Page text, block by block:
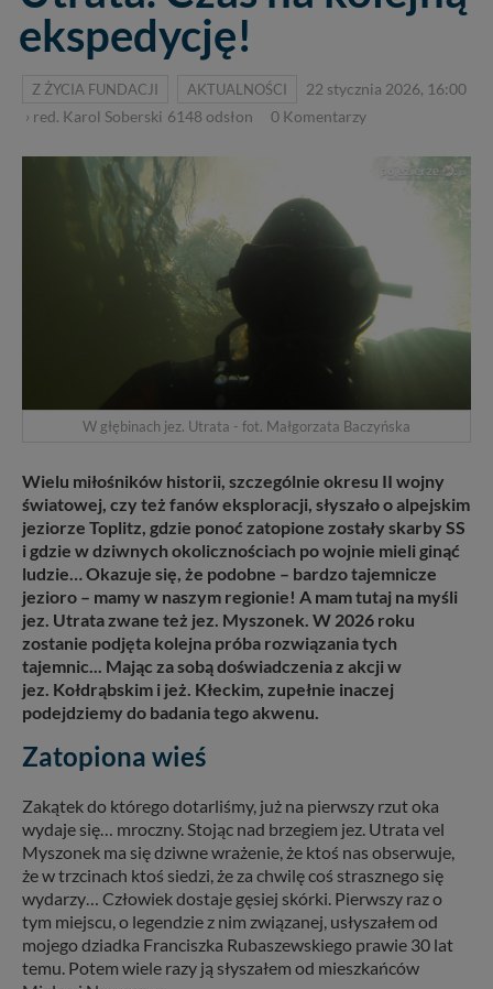
ekspedycję!
Z ŻYCIA FUNDACJI AKTUALNOŚCI
22 stycznia 2026, 16:00
› red. Karol Soberski 6148 odsłon 0 Komentarzy
W głębinach jez. Utrata - fot. Małgorzata Baczyńska
Wielu miłośników historii, szczególnie okresu II wojny
światowej, czy też fanów eksploracji, słyszało o alpejskim
jeziorze Toplitz, gdzie ponoć zatopione zostały skarby SS
i gdzie w dziwnych okolicznościach po wojnie mieli ginąć
ludzie… Okazuje się, że podobne – bardzo tajemnicze
jezioro – mamy w naszym regionie! A mam tutaj na myśli
jez. Utrata zwane też jez. Myszonek. W 2026 roku
zostanie podjęta kolejna próba rozwiązania tych
tajemnic... Mając za sobą doświadczenia z akcji w
jez. Kołdrąbskim i jeż. Kłeckim, zupełnie inaczej
podejdziemy do badania tego akwenu.
Zatopiona wieś
Zakątek do którego dotarliśmy, już na pierwszy rzut oka
wydaje się… mroczny. Stojąc nad brzegiem jez. Utrata vel
Myszonek ma się dziwne wrażenie, że ktoś nas obserwuje,
że w trzcinach ktoś siedzi, że za chwilę coś strasznego się
wydarzy… Człowiek dostaje gęsiej skórki. Pierwszy raz o
tym miejscu, o legendzie z nim związanej, usłyszałem od
mojego dziadka Franciszka Rubaszewskiego prawie 30 lat
temu. Potem wiele razy ją słyszałem od mieszkańców